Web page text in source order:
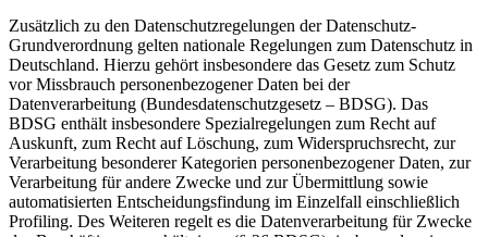
Zusätzlich zu den Datenschutzregelungen der Datenschutz-
Grundverordnung gelten nationale Regelungen zum Datenschutz in
Deutschland. Hierzu gehört insbesondere das Gesetz zum Schutz
vor Missbrauch personenbezogener Daten bei der
Datenverarbeitung (Bundesdatenschutzgesetz – BDSG). Das
BDSG enthält insbesondere Spezialregelungen zum Recht auf
Auskunft, zum Recht auf Löschung, zum Widerspruchsrecht, zur
Verarbeitung besonderer Kategorien personenbezogener Daten, zur
Verarbeitung für andere Zwecke und zur Übermittlung sowie
automatisierten Entscheidungsfindung im Einzelfall einschließlich
Profiling. Des Weiteren regelt es die Datenverarbeitung für Zwecke